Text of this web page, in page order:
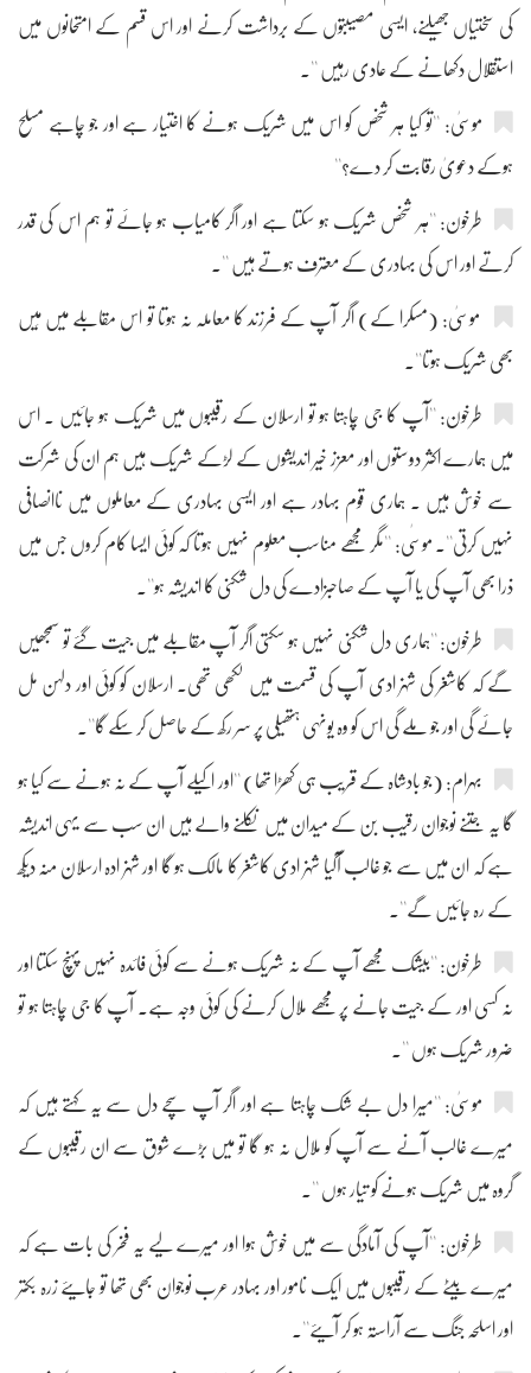
کی سختیاں جھیلنے، ایسی مصیبتوں کے برداشت کرنے اور اس قسم کے امتحانوں میں
استقلال دکھانے کے عادی رہیں ''۔
موسیٰ: ''تو کیا ہر شخص کو اس میں شریک ہونے کا اختیار ہے اور جو چاہے مسلح
ہوکے دعویٰ رقابت کر دے؟''
طرخون: ''ہر شخص شریک ہو سکتا ہے اور اگر کامیاب ہو جائے تو ہم اس کی قدر
کرتے اور اس کی بہادری کے معترف ہوتے ہیں ''۔
موسیٰ: (مسکرا کے) اگر آپ کے فرزند کا معاملہ نہ ہوتا تو اس مقابلے میں مَیں
بھی شریک ہوتا''۔
طرخون: ''آپ کا جی چاہتا ہو تو ارسلان کے رقیبوں میں شریک ہو جائیں ۔ اس
میں ہمارے اکثر دوستوں اور معزز خیر اندیشوں کے لڑکے شریک ہیں ہم ان کی شرکت
سے خوش ہیں ۔ ہماری قوم بہادر ہے اور ایسی بہادری کے معاملوں میں ناانصافی
نہیں کرتی''۔ موسٰی: ''مگر مجھے مناسب معلوم نہیں ہوتا کہ کوئی ایسا کام کروں جس میں
ذرا بھی آپ کی یا آپ کے صاحبزادے کی دل شکنی کا اندیشہ ہو''۔
طرخون: ''ہماری دل شکنی نہیں ہو سکتی اگر آپ مقابلے میں جیت گئے تو سمجھیں
گے کہ کاشغر کی شہزادی آپ کی قسمت میں لکھی تھی۔ ارسلان کو کوئی اور دلہن مل
جائے گی اور جو ملے گی اس کو وہ یونہی ہتھیلی پر سر رکھ کے حاصل کر سکے گا''۔
بہرام: (جو بادشاہ کے قریب ہی کھڑا تھا) ''اور اکیلے آپ کے نہ ہونے سے کیا ہو
گا یہ جتنے نوجوان رقیب بن کے میدان میں نکلنے والے ہیں ان سب سے یہی اندیشہ
ہے کہ ان میں سے جو غالب آگیا شہزادی کاشغر کا مالک ہو گا اور شہزادہ ارسلان منہ دیکھ
کے رہ جائیں گے''۔
طرخون: ''بیشک مجھے آپ کے نہ شریک ہونے سے کوئی فائدہ نہیں پہنچ سکتا اور
نہ کسی اور کے جیت جانے پر مجھے ملال کرنے کی کوئی وجہ ہے۔ آپ کا جی چاہتا ہو تو
ضرور شریک ہوں ''۔
موسیٰ: ''میرا دل بے شک چاہتا ہے اور اگر آپ سچے دل سے یہ کہتے ہیں کہ
میرے غالب آنے سے آپ کو ملال نہ ہو گا تو میں بڑے شوق سے ان رقیبوں کے
گروہ میں شریک ہونے کو تیار ہوں ''۔
طرخون: ''آپ کی آمادگی سے میں خوش ہوا اور میرے لیے یہ فخر کی بات ہے کہ
میرے بیٹے کے رقیبوں میں ایک نامور اور بہادر عرب نوجوان بھی تھا تو جایئے زرہ بکتر
اور اسلحہ جنگ سے آراستہ ہو کر آیئے''۔